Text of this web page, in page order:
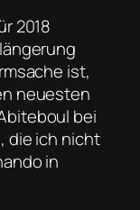
2018
ist,
neuesten
bei
die ich nicht
in